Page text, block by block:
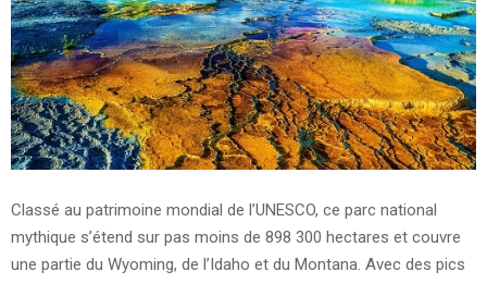
Classé au patrimoine mondial de l’UNESCO, ce parc national
mythique s’étend sur pas moins de 898 300 hectares et couvre
une partie du Wyoming, de l’Idaho et du Montana. Avec des pics